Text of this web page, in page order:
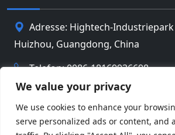
We value your privacy
We use cookies to enhance your
serve personalized ads or content, and
Adresse: Hightech-
Huizhou, Guangdong, China
Telefon: 0086-18169936698
info@jbbatterychina.com